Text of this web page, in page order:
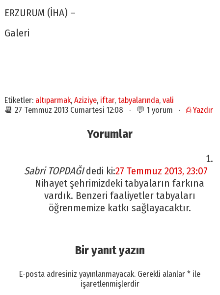
ERZURUM (İHA) –
Galeri
Etiketler: altıparmak, Aziziye, iftar, tabyalarında, vali
📆 27 Temmuz 2013 Cumartesi 12:08 · 💬 1 yorum · ⎙ Yazdır
Yorumlar
Sabri TOPDAĞI dedi ki:27 Temmuz 2013, 23:07
Nihayet şehrimizdeki tabyaların farkına
vardık. Benzeri faaliyetler tabyaları
öğrenmemize katkı sağlayacaktır.
Bir yanıt yazın
E-posta adresiniz yayınlanmayacak. Gerekli alanlar* ile
işaretlenmişlerdir